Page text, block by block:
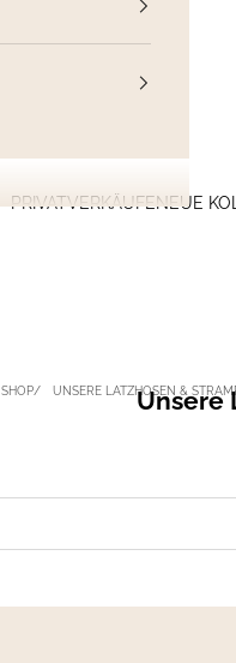
PRIVATVERKÄUFENEUE
SHOP UNSERE LATZHOSEN &
Unsere